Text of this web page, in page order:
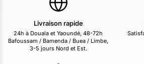
Livraison rapide
24h à Douala et Yaoundé, 48-72h
Bafoussam / Bamenda / Buea / Limbe,
3-5 jours Nord et Est.